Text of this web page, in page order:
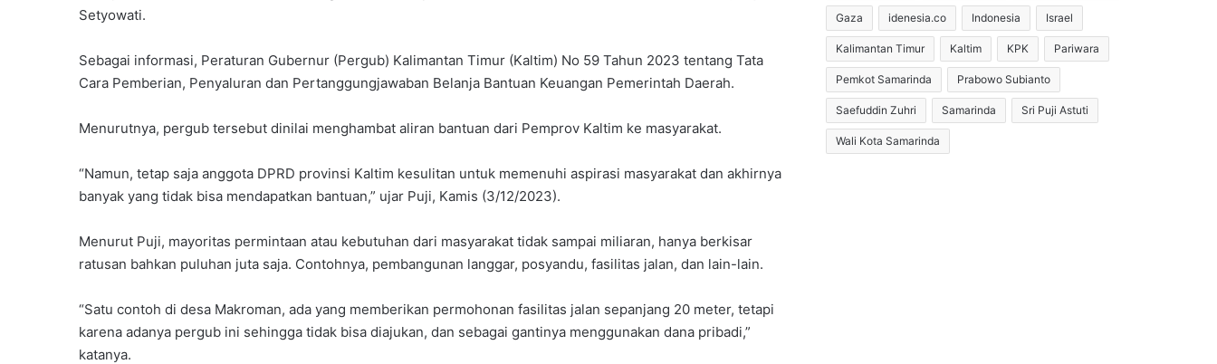
Setyowati.
Sebagai informasi, Peraturan Gubernur (Pergub) Kalimantan Timur (Kaltim) No 59 Tahun 2023 tentang Tata
Cara Pemberian, Penyaluran dan Pertanggungjawaban Belanja Bantuan Keuangan Pemerintah Daerah.
Menurutnya, pergub tersebut dinilai menghambat aliran bantuan dari Pemprov Kaltim ke masyarakat.
“Namun, tetap saja anggota DPRD provinsi Kaltim kesulitan untuk memenuhi aspirasi masyarakat dan akhirnya
banyak yang tidak bisa mendapatkan bantuan,” ujar Puji, Kamis (3/12/2023).
Menurut Puji, mayoritas permintaan atau kebutuhan dari masyarakat tidak sampai miliaran, hanya berkisar
ratusan bahkan puluhan juta saja. Contohnya, pembangunan langgar, posyandu, fasilitas jalan, dan lain-lain.
“Satu contoh di desa Makroman, ada yang memberikan permohonan fasilitas jalan sepanjang 20 meter, tetapi
karena adanya pergub ini sehingga tidak bisa diajukan, dan sebagai gantinya menggunakan dana pribadi,”
katanya.
Gaza idenesia.co Indonesia Israel
Kalimantan Timur Kaltim KPK Pariwara
Pemkot Samarinda Prabowo Subianto
Saefuddin Zuhri Samarinda Sri Puji Astuti
Wali Kota Samarinda